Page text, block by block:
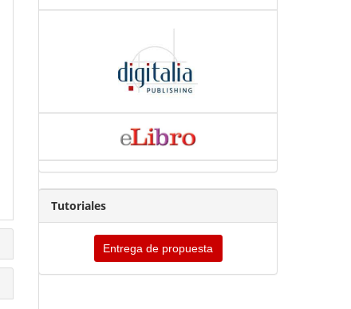
Tutoriales
Entrega de propuesta